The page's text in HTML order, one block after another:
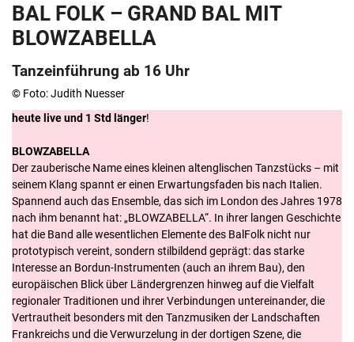
BAL FOLK – GRAND BAL MIT
BLOWZABELLA
Tanzeinführung ab 16 Uhr
© Foto: Judith Nuesser
heute live und 1 Std länger!
BLOWZABELLA
Der zauberische Name eines kleinen altenglischen Tanzstücks – mit
seinem Klang spannt er einen Erwartungsfaden bis nach Italien.
Spannend auch das Ensemble, das sich im London des Jahres 1978
nach ihm benannt hat: „BLOWZABELLA“. In ihrer langen Geschichte
hat die Band alle wesentlichen Elemente des BalFolk nicht nur
prototypisch vereint, sondern stilbildend geprägt: das starke
Interesse an Bordun-Instrumenten (auch an ihrem Bau), den
europäischen Blick über Ländergrenzen hinweg auf die Vielfalt
regionaler Traditionen und ihrer Verbindungen untereinander, die
Vertrautheit besonders mit den Tanzmusiken der Landschaften
Frankreichs und die Verwurzelung in der dortigen Szene, die